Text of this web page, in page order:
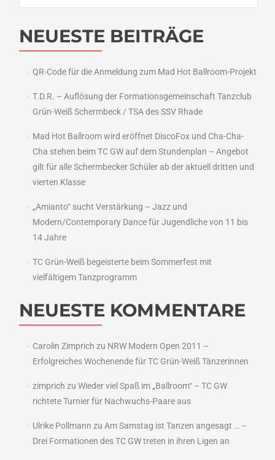
NEUESTE BEITRÄGE
QR-Code für die Anmeldung zum Mad Hot Ballroom-Projekt
T.D.R. – Auflösung der Formationsgemeinschaft Tanzclub
Grün-Weiß Schermbeck / TSA des SSV Rhade
Mad Hot Ballroom wird eröffnet DiscoFox und Cha-Cha-
Cha stehen beim TC GW auf dem Stundenplan – Angebot
gilt für alle Schermbecker Schüler ab der aktuell dritten und
vierten Klasse
„Amianto“ sucht Verstärkung – Jazz und
Modern/Contemporary Dance für Jugendliche von 11 bis
14 Jahre
TC Grün-Weiß begeisterte beim Sommerfest mit
vielfältigem Tanzprogramm
NEUESTE KOMMENTARE
Carolin Zimprich zu NRW Modern Open 2011 –
Erfolgreiches Wochenende für TC Grün-Weiß Tänzerinnen
zimprich zu Wieder viel Spaß im „Ballroom“ – TC GW
richtete Turnier für Nachwuchs-Paare aus
Ulrike Pollmann zu Am Samstag ist Tanzen angesagt … –
Drei Formationen des TC GW treten in ihren Ligen an